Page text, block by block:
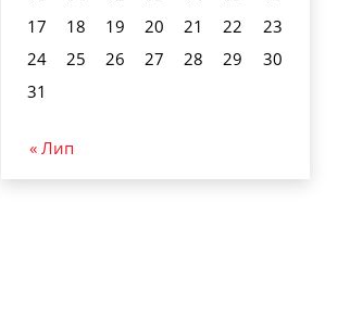
17
18 19 20 21 22
23
24
25 26 27 28 29
30
31
« Лип